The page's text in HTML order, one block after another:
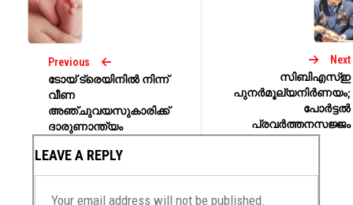
Previous
ടോയ് ട്രെയിനിൽ നിന്ന്
വീണ
അഞ്ചുവയസുകാരിക്ക്
ദാരുണാന്ത്യം
Next
സിബിഎസ്ഇ
പുനർമൂല്യനിർണയം;
പോർട്ടൽ
പ്രവർത്തനസജ്ജം
LEAVE A REPLY
Your email address will not be published.